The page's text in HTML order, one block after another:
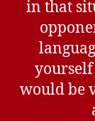
in that
would be